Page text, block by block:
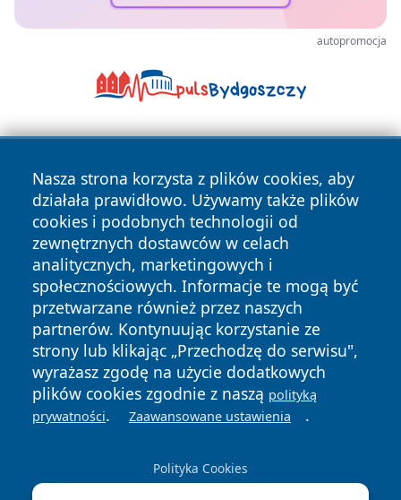
autopromocja
Nasza strona korzysta z plików cookies, aby
działała prawidłowo. Używamy także plików
cookies i podobnych technologii od
zewnętrznych dostawców w celach
analitycznych, marketingowych i
społecznościowych. Informacje te mogą być
przetwarzane również przez naszych
partnerów. Kontynuując korzystanie ze
strony lub klikając „Przechodzę do serwisu",
wyrażasz zgodę na użycie dodatkowych
plików cookies zgodnie z naszą polityką
prywatności. Zaawansowane ustawienia .
Polityka Cookies
Copyright © 2026 zycieboleslawca.pl Wszystkie prawa
zastrzeżone.
News Autorzy
Polityka
Prywatności
Polityka
Cookies